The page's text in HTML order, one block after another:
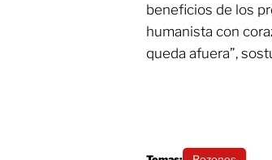
beneficios de los
humanista con
queda afuera”,